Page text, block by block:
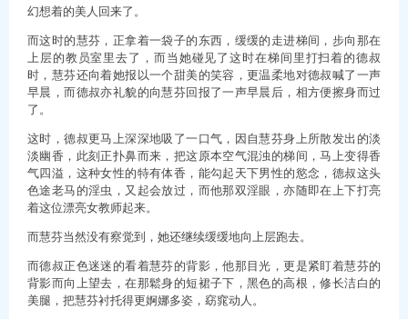
幻想着的美人回来了。
而这时的慧芬，正拿着一袋子的东西，缓缓的走进梯间，步向那在
上层的教员室里去了，而当她碰见了这时在梯间里打扫着的德叔
时，慧芬还向着她报以一个甜美的笑容，更温柔地对德叔喊了一声
早晨，而德叔亦礼貌的向慧芬回报了一声早晨后，相方便擦身而过
了。
这时，德叔更马上深深地吸了一口气，因自慧芬身上所散发出的淡
淡幽香，此刻正扑鼻而来，把这原本空气混浊的梯间，马上变得香
气四溢，这种女性的特有体香，能勾起天下男性的慾念，德叔这头
色途老马的淫虫，又起会放过，而他那双淫眼，亦随即在上下打亮
着这位漂亮女教师起来。
而慧芬当然没有察觉到，她还继续缓缓地向上层跑去。
而德叔正色迷迷的看着慧芬的背影，他那目光，更是紧盯着慧芬的
背影而向上望去，在那鬆身的短裙子下，黑色的高根，修长洁白的
美腿，把慧芬衬托得更婀娜多姿，窈窕动人。